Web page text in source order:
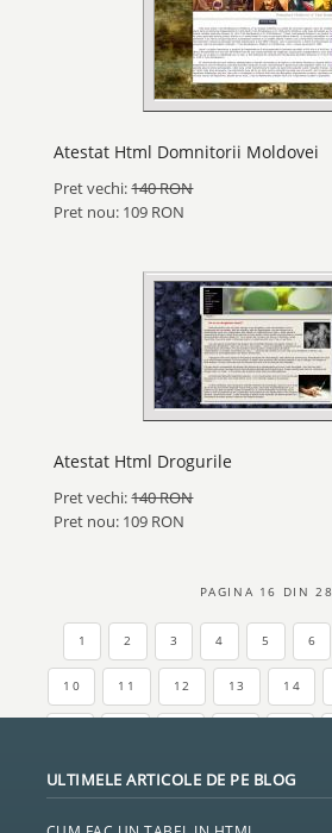
Atestat Html Domnitorii Moldovei
Pret vechi:140 RON
Pret nou: 109 RON
Atestat Html Drogurile
Pret vechi:140 RON
Pret nou: 109 RON
PAGINA 16 DIN 28
1 2 3 4 5 6
10 11 12 13 14
26 27
ULTIMELE ARTICOLE DE PE BLOG